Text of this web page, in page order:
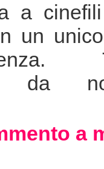
a
un
da
a